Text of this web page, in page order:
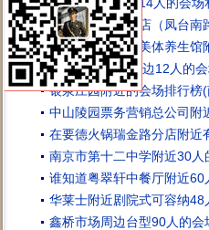
南京珍宝假日饭店（凤台南
在名角女士护肤美体养生馆
请问:澳门豆捞周边12人的
银泉庄园附近的会场排行榜
中山陵园票务营销总公司附
在要德火锅瑞金路分店附近
南京市第十二中学附近30人
谁知道粤翠轩中餐厅附近60
华莱士附近剧院式可容纳48
鑫桥市场周边台型90人的会